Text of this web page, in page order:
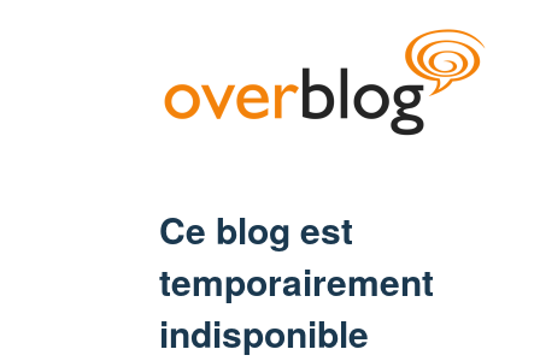
Ce blog est
temporairement
indisponible